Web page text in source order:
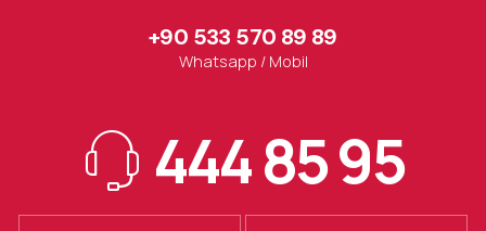
+90 533 570 89 89
Whatsapp / Mobil
444 85 95